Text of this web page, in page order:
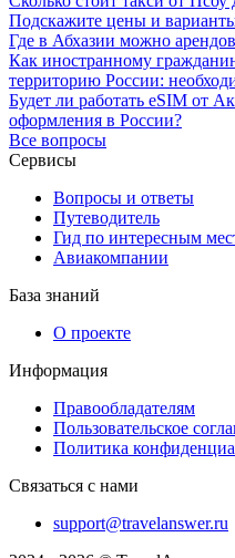
Подскажите цены и
Где в Абхазии можно
Как иностранному
территорию России:
Будет ли работать eSIM от
оформления в России?
Все вопросы
Сервисы
Вопросы и ответы
Путеводитель
Гид по интересным
Авиакомпании
База знаний
О проекте
Информация
Правообладателям
Пользовательское
Политика
Связаться с нами
support@travelanswer.ru